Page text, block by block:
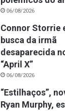
06/08/2026
Connor Storrie
busca da irmã
desaparecida
“April X”
06/08/2026
“Estilhaços”,
Ryan Murphy,